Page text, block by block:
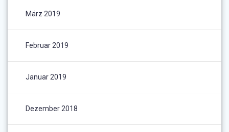
März 2019
Februar 2019
Januar 2019
Dezember 2018